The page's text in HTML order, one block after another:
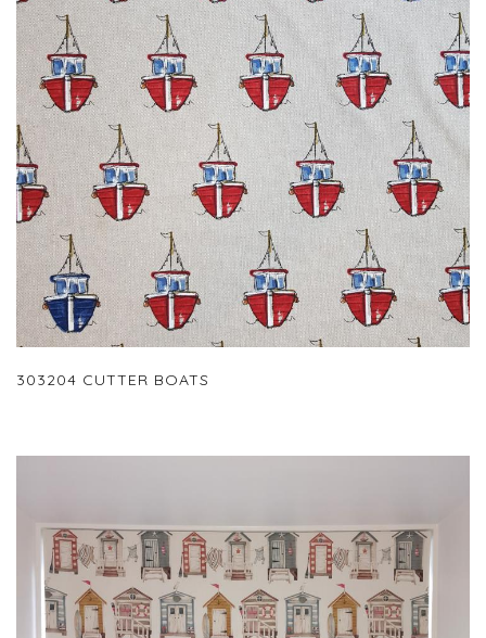
303204 CUTTER BOATS